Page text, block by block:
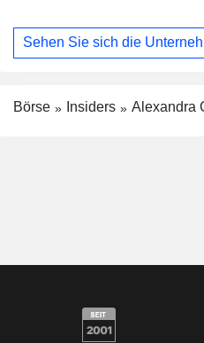
Sehen Sie sich die
Börse Insiders Alexandra